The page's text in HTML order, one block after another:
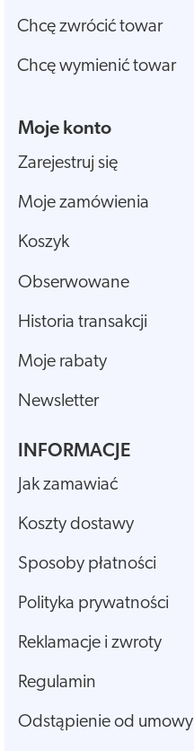
Chcę zwrócić towar
Chcę wymienić towar
Moje konto
Zarejestruj się
Moje zamówienia
Koszyk
Obserwowane
Historia transakcji
Moje rabaty
Newsletter
INFORMACJE
Jak zamawiać
Koszty dostawy
Sposoby płatności
Polityka prywatności
Reklamacje i zwroty
Regulamin
Odstąpienie od umowy